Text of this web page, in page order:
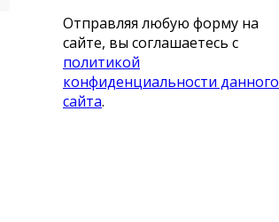
Отправляя любую форму на
сайте, вы соглашаетесь с
политикой
конфиденциальности данного
сайта.